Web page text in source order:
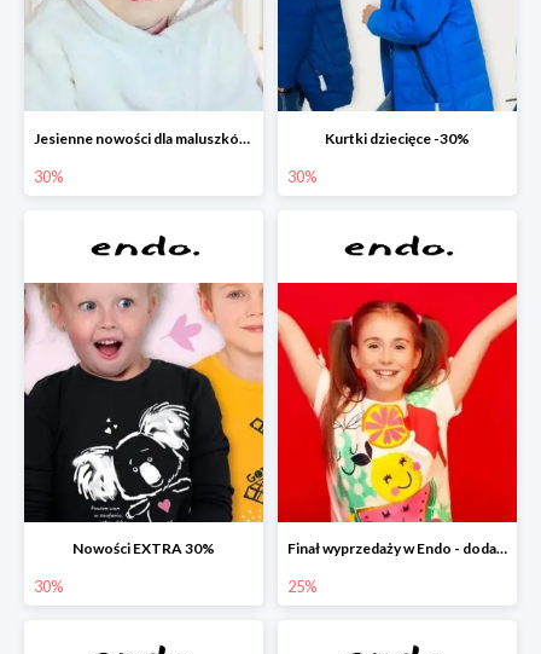
Jesienne nowości dla maluszków -30%
30%
Kurtki dziecięce -30%
30%
Nowości EXTRA 30%
30%
Finał wyprzedaży w Endo - dodatkowe 25% rabatu w Endo
25%